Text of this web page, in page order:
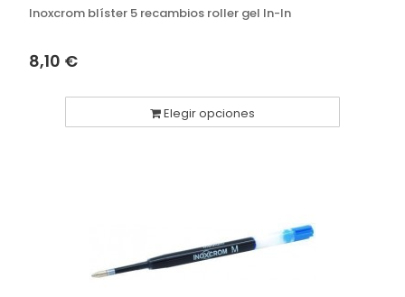
Inoxcrom blíster 5 recambios roller gel In-In
8,10 €
Elegir opciones